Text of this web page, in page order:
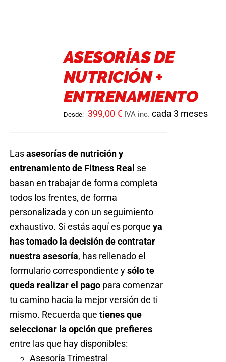
Las
opciones
pueden
elegir
ASESORÍAS DE
NUTRICIÓN +
ENTRENAMIENTO
Desde: 399,00 € IVA inc. cada 3 meses
Lasasesorías de nutrición y
entrenamiento de Fitness Real se
basan en trabajar de forma completa
todos los frentes, de forma
personalizada y con un seguimiento
exhaustivo. Si estás aquí es porque ya
has tomado la decisión de contratar
nuestra asesoría, has rellenado el
formulario correspondiente ysólo te
queda realizar el pagopara comenzar
tu camino hacia la mejor versión de ti
mismo. Recuerda que tienes que
seleccionar la opción que prefieres
entre las que hay disponibles:
Asesoría Trimestral